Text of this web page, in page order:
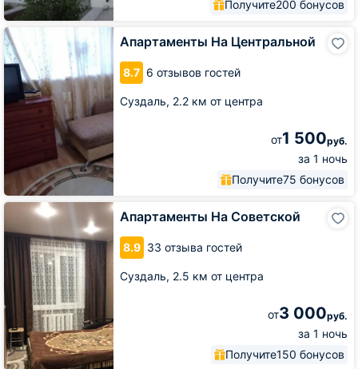
Получите200 бонусов
Апартаменты На Центральной
8.7 6 отзывов гостей
Суздаль, 2.2 км от центра
от1 500руб.
за 1 ночь
Получите75 бонусов
Апартаменты
На
Центральной
Апартаменты На Советской
8.9 33 отзыва гостей
Суздаль, 2.5 км от центра
от3 000руб.
за 1 ночь
Получите150 бонусов
Апартаменты
Советской